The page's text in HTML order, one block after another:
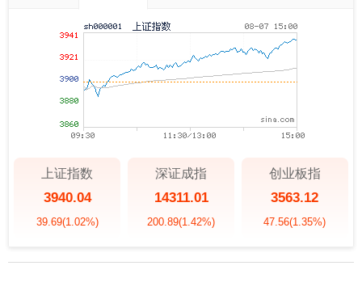
上证指数
3940.04
39.69(1.02%)
深证成指
14311.01
200.89(1.42%)
创业板指
3563.12
47.56(1.35%)